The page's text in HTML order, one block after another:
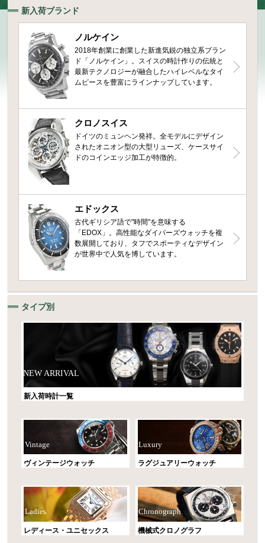
新入荷ブランド
ノルケイン
2018年創業に創業した新進気鋭の独立系ブラン
ド「ノルケイン」。スイスの時計作りの伝統と
最新テクノロジーが融合したハイレベルなタイ
ムピースを豊富にラインナップしています。
クロノスイス
ドイツのミュンヘン発祥。全モデルにデザイン
されたオニオン型の大型リューズ、ケースサイ
ドのコインエッジ加工が特徴的。
エドックス
古代ギリシア語で"時間"を意味する
「EDOX」。高性能なダイバーズウォッチを複
数展開しており、タフでスポーティなデザイン
が世界中で人気を博しています。
タイプ別
NEW ARRIVAL
新入荷時計一覧
Vintage
ヴィンテージウォッチ
Luxury
ラグジュアリーウォッチ
Ladies
レディース・ユニセックス
Chronograph
機械式クロノグラフ